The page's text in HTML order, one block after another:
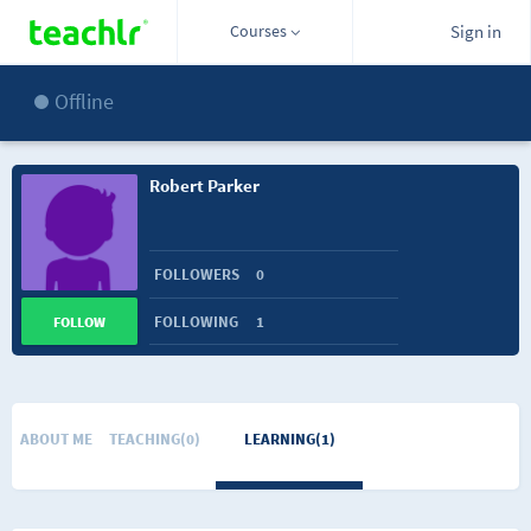
Courses Sign in
Offline
Robert Parker
FOLLOWERS 0
FOLLOWING 1
FOLLOW
ABOUT ME TEACHING(0) LEARNING(1)